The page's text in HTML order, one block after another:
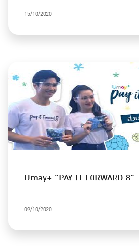
15/10/2020
Umay+ "PAY IT FORWARD 8"
09/10/2020